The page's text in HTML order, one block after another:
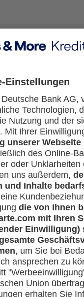
Telefon-PIN, wenn ich
Banking